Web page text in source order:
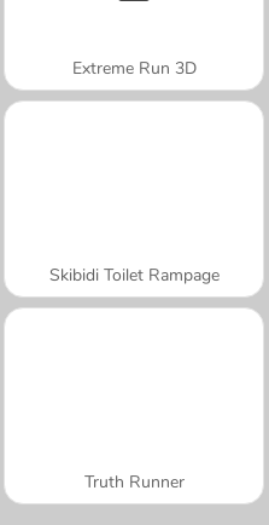
Extreme Run 3D
Skibidi Toilet Rampage
Truth Runner